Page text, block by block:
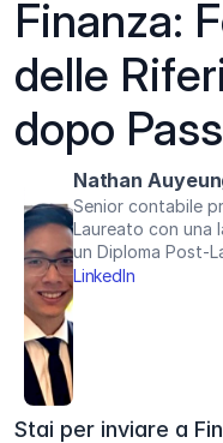
Finanza:
delle
dopo
Nathan
Senior contabile
Laureato con una
un Diploma Post-
LinkedIn
Stai per inviare a